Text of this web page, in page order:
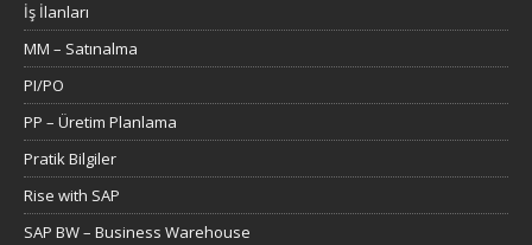
İş İlanları
MM – Satınalma
PI/PO
PP – Üretim Planlama
Pratik Bilgiler
Rise with SAP
SAP BW – Business Warehouse